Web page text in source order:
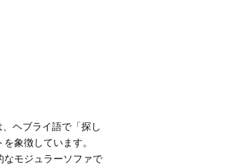
ヘブライ語で「探し
象徴しています。
なモジュラーソファで